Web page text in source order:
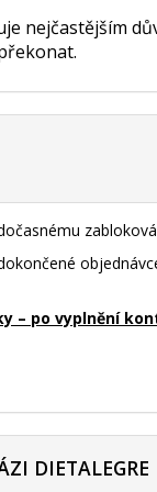
nejčastějším
– po vyplnění
DIETALEGRE